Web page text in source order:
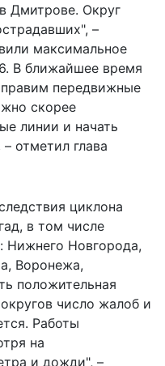
Дмитрове. Округ
–
максимальное
В ближайшее время
передвижные
скорее
линии и начать
отметил глава
циклона
в том числе
Нижнего Новгорода,
Воронежа,
положительная
число жалоб и
Работы
на
и дожди", –